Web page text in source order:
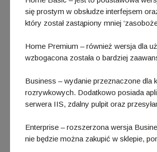
się prostym w obsłudze interfejsem
który został zastąpiony mniej
Home Premium – również wersja dla
wzbogacona została o bardziej
Business – wydanie przeznaczone dla
rozrywkowych. Dodatkowo posiada
serwera IIS, zdalny pulpit oraz
Enterprise – rozszerzona wersja
nie będzie można zakupić w sklepie,